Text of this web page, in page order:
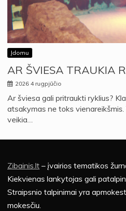
Įdomu
AR ŠVIESA TRAUKIA
2026 4 rugpjūčio
Ar šviesa gali pritraukti ryklius?
atsakymas ne toks
veikia…
Zibainis.lt – įvairios tematikos
Kiekvienas lankytojas gali
Straipsnio talpinimai yra
mokesčiu.